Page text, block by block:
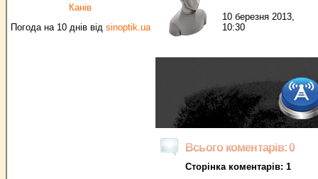
Канів
Погода на 10 днів від sinoptik.ua
10 березня 2013,
10:30
Всього коментарів: 0
Сторінка коментарів: 1